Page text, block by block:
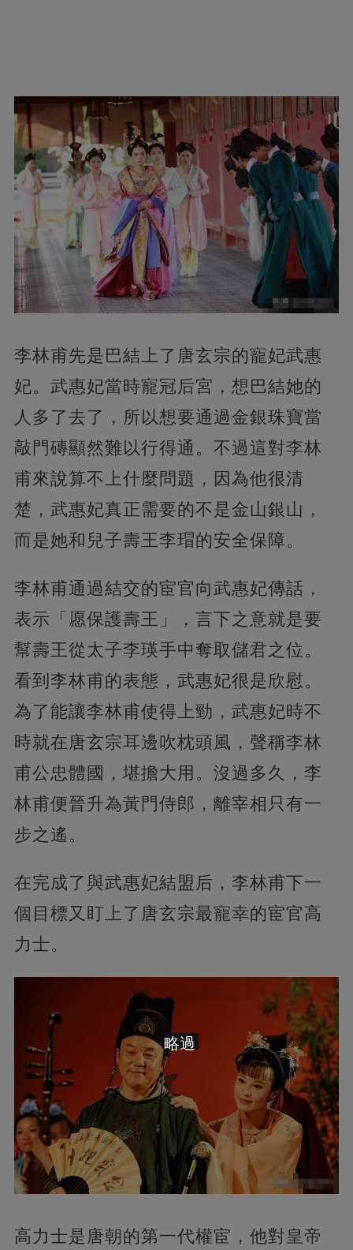
李林甫先是巴結上了唐玄宗的寵妃武惠
妃。武惠妃當時寵冠后宮，想巴結她的
人多了去了，所以想要通過金銀珠寶當
敲門磚顯然難以行得通。不過這對李林
甫來說算不上什麼問題，因為他很清
楚，武惠妃真正需要的不是金山銀山，
而是她和兒子壽王李瑁的安全保障。
李林甫通過結交的宦官向武惠妃傳話，
表示「愿保護壽王」，言下之意就是要
幫壽王從太子李瑛手中奪取儲君之位。
看到李林甫的表態，武惠妃很是欣慰。
為了能讓李林甫使得上勁，武惠妃時不
時就在唐玄宗耳邊吹枕頭風，聲稱李林
甫公忠體國，堪擔大用。沒過多久，李
林甫便晉升為黃門侍郎，離宰相只有一
步之遙。
在完成了與武惠妃結盟后，李林甫下一
個目標又盯上了唐玄宗最寵幸的宦官高
力士。
高力士是唐朝的第一代權宦，他對皇帝
略過